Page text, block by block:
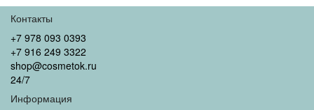
Контакты
+7 978 093 0393
+7 916 249 3322
shop@cosmetok.ru
24/7
Информация